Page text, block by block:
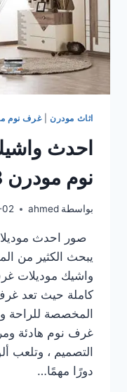
اثاث مودرن|غرف نوم
احدث
نوم مودرن 2023/ 2024
بواسطة ahmed
02
يبحث الكثير من
كاملة حيث تعد
المخصصة للراحة
غرف نوم هادئة
التصميم ، وتلعب
دورًا مهمًا…